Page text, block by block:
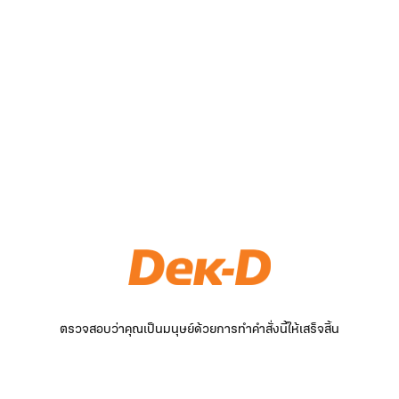
ตรวจสอบว่าคุณเป็นมนุษย์ด้วยการทำคำสั่งนี้ให้เสร็จสิ้น